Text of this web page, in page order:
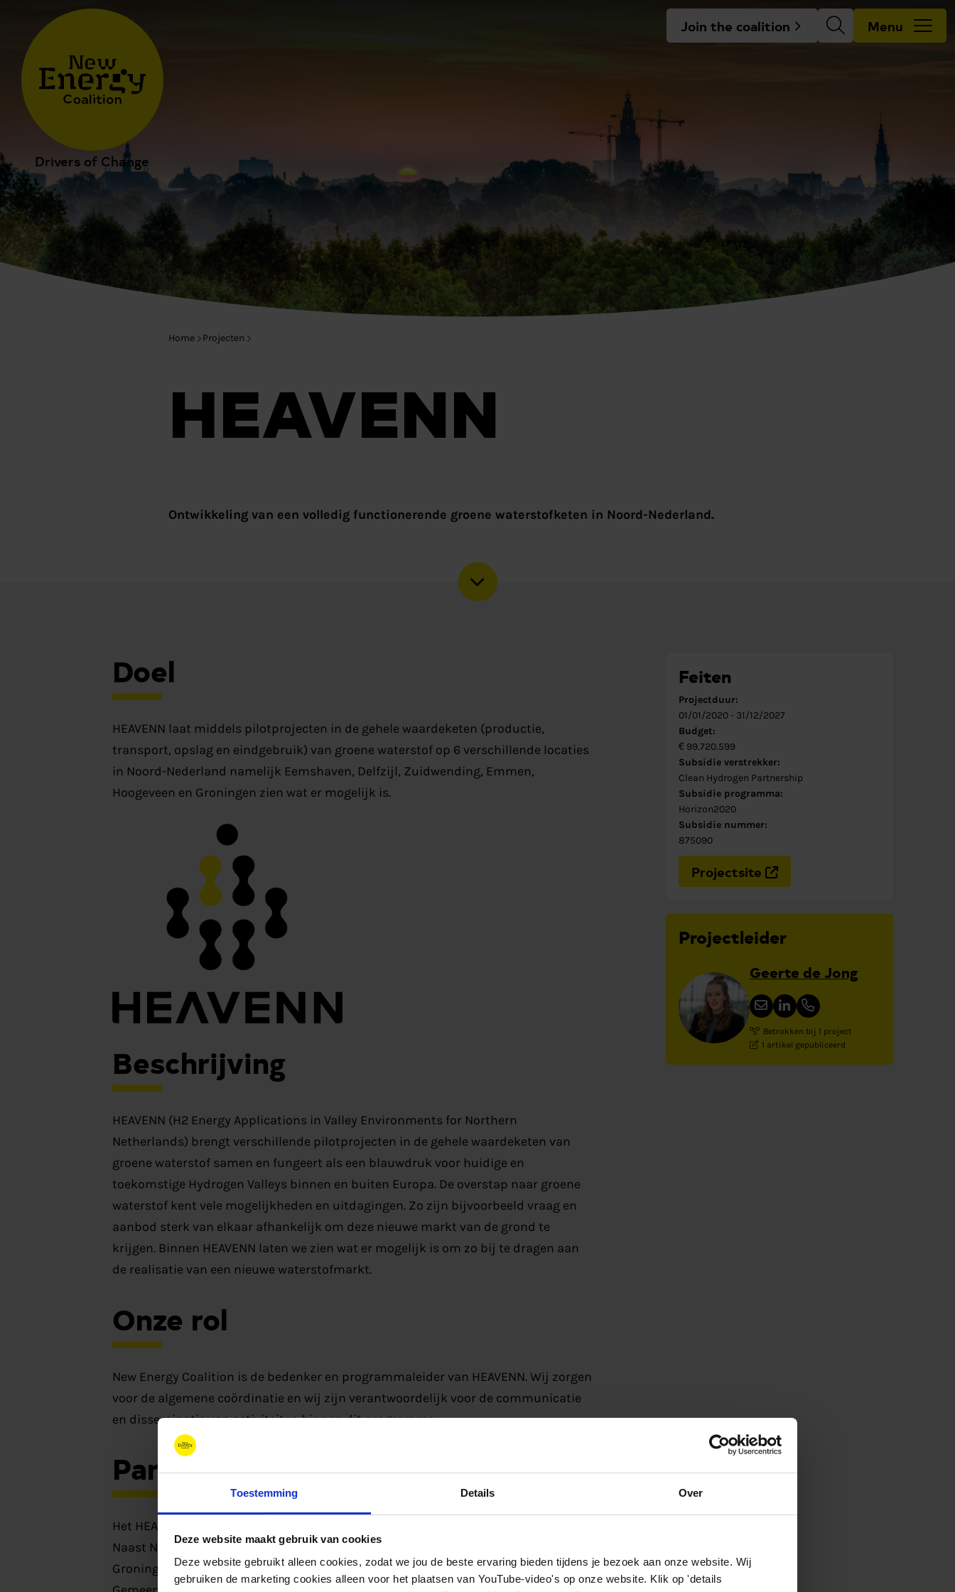
Toestemming Details Over
Deze website maakt gebruik van cookies
Deze website gebruikt alleen cookies, zodat we jou de beste ervaring bieden tijdens je bezoek aan onze website. Wij
gebruiken de marketing cookies alleen voor het plaatsen van YouTube-video's op onze website. Klik op 'details
Drivers of Change
Join the coalition Menu
Home Projecten
HEAVENN
Ontwikkeling van een volledig functionerende groene waterstofketen in Noord-Nederland.
Doel
HEAVENN laat middels pilotprojecten in de gehele waardeketen (productie,
transport, opslag en eindgebruik) van groene waterstof op 6 verschillende locaties
in Noord-Nederland namelijk Eemshaven, Delfzijl, Zuidwending, Emmen,
Hoogeveen en Groningen zien wat er mogelijk is.
Beschrijving
HEAVENN (H2 Energy Applications in Valley Environments for Northern
Netherlands) brengt verschillende pilotprojecten in de gehele waardeketen van
groene waterstof samen en fungeert als een blauwdruk voor huidige en
toekomstige Hydrogen Valleys binnen en buiten Europa. De overstap naar groene
waterstof kent vele mogelijkheden en uitdagingen. Zo zijn bijvoorbeeld vraag en
aanbod sterk van elkaar afhankelijk om deze nieuwe markt van de grond te
krijgen. Binnen HEAVENN laten we zien wat er mogelijk is om zo bij te dragen aan
de realisatie van een nieuwe waterstofmarkt.
Onze rol
New Energy Coalition is de bedenker en programmaleider van HEAVENN. Wij zorgen
voor de algemene coördinatie en wij zijn verantwoordelijk voor de communicatie
en disseminatie van activiteiten binnen dit programma.
Partners
Het HEAVENN consortium bestaat uit 31 partners afkomstig uit 6 Europese landen.
Naast New Energy Coalition nemen Gasunie, Nobian, Engie, GETEC PARK.EMMEN,
Groningen Seaports, Lenten Scheepvaart, EBN, Green Planet, Gemeente Groningen,
Feiten
Projectduur:
01/01/2020- 31/12/2027
Budget:
€ 99.720.599
Subsidie verstrekker:
Clean Hydrogen Partnership
Subsidie programma:
Horizon2020
Subsidie nummer:
875090
Projectsite
Projectleider
Geerte de Jong
Betrokken bij 1 project
1 artikel gepubliceerd